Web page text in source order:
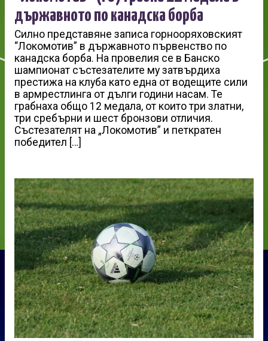
държавното по канадска борба
Силно представяне записа горнооряховският
“Локомотив” в държавното първенство по
канадска борба. На провелия се в Банско
шампионат състезателите му затвърдиха
престижа на клуба като една от водещите сили
в армрестлинга от дълги години насам. Те
грабнаха общо 12 медала, от които три златни,
три сребърни и шест бронзови отличия.
Състезателят на „Локомотив” и петкратен
победител […]